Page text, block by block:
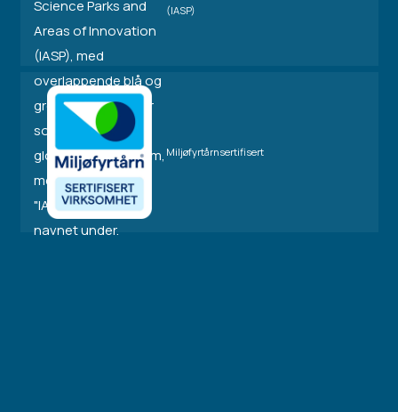
(IASP)
Miljøfyrtårnsertifisert